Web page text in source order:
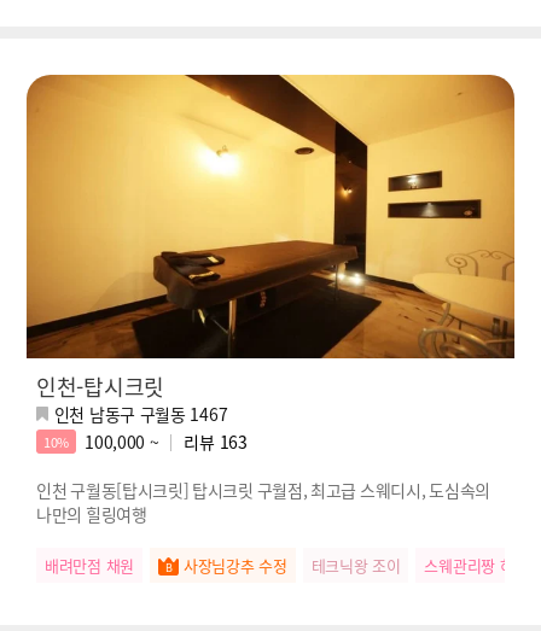
인천-탑시크릿
인천 남동구 구월동 1467
10% 100,000 ~ 리뷰 163
인천 구월동[탑시크릿] 탑시크릿 구월점, 최고급 스웨디시, 도심속의
나만의 힐링여행
배려만점 채원 사장님강추 수정 테크닉왕 조이 스웨관리짱 하니